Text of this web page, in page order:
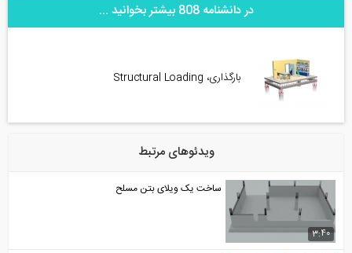
در دانشنامه 808 بیشتر بخوانید ...
بارگذاری، Structural Loading
ویدئوهای مرتبط
3:40
ساخت یک ویلای بتن مسلح